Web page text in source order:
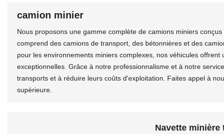
camion minier
Nous proposons une gamme complète de camions miniers
comprend des camions de transport, des bétonnières et des
pour les environnements miniers complexes, nos véhicules
exceptionnelles. Grâce à notre professionnalisme et à notre
transports et à réduire leurs coûts d'exploitation. Faites appel à
supérieure.
Navette minière